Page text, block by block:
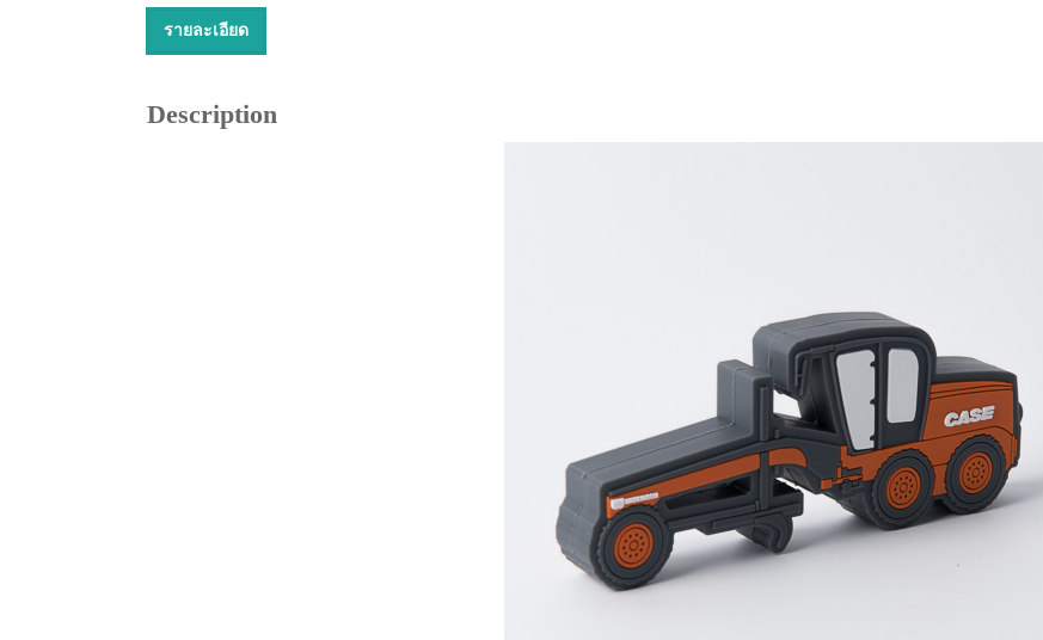
รายละเอียด
Description